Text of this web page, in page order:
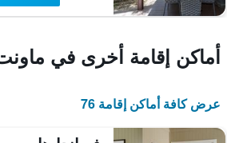
أماكن إقامة أخرى في
عرض كافة أماكن إقامة 76